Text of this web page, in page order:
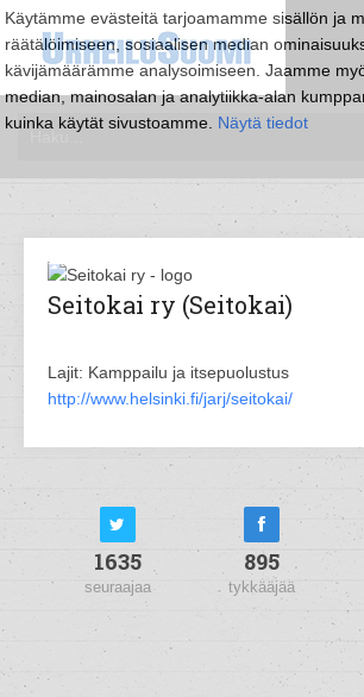
Käytämme evästeitä tarjoamamme sisällön ja
räätälöimiseen, sosiaalisen median
kävijämäärämme analysoimiseen. Jaamme
median, mainosalan ja analytiikka-alan
kuinka käytät sivustoamme. Näytä tiedot
Seitokai ry (Seitokai)
Lajit: Kamppailu ja itsepuolustus
http://www.helsinki.fi/jarj/seitokai/
1635
seuraajaa
895
tykkääjää